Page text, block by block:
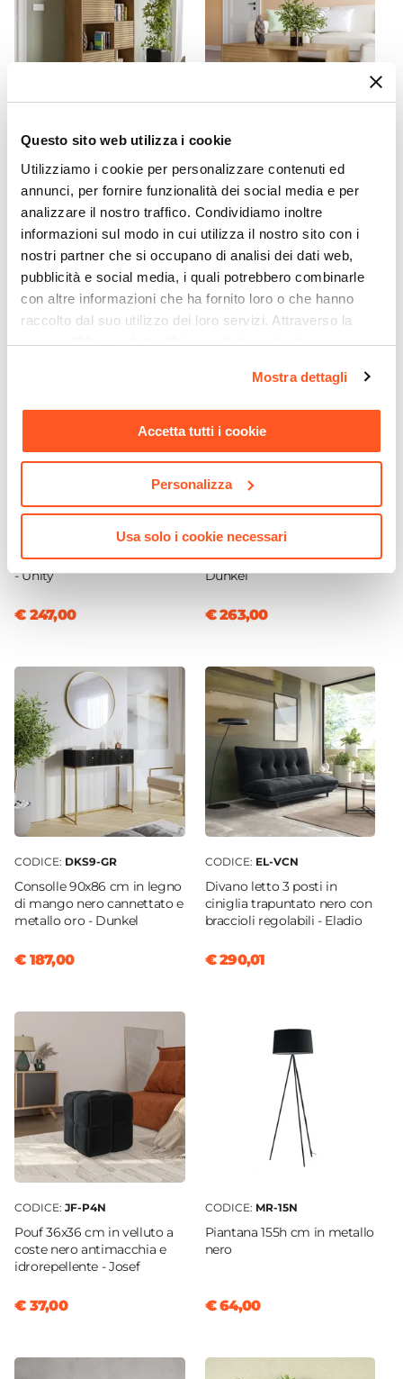
Questo sito web utilizza i cookie
Utilizziamo i cookie per personalizzare contenuti ed
annunci, per fornire funzionalità dei social media e per
analizzare il nostro traffico. Condividiamo inoltre
informazioni sul modo in cui utilizza il nostro sito con i
nostri partner che si occupano di analisi dei dati web,
pubblicità e social media, i quali potrebbero combinarle
con altre informazioni che ha fornito loro o che hanno
raccolto dal suo utilizzo dei loro servizi. Attraverso la
sezione "Mostra dettagli" è possibile gestire le proprie
momento. Per maggiori informazioni si invita a leggere la
nostraCookie Policy.
Mostra dettagli
Accetta tutti i cookie
Personalizza
Usa solo i cookie necessari
Schiuma poliuretanica
CODICE:UY-C4R
Credenza 100x133h cm in
legno rovere horizon con
vani a giorno e ante
cannettate - Unity
€ 199,01
CODICE:
Tavolino 120x60 cm in legno
rovere horizon con ante
reversibili cannettate - Unity
€ 106,01
rovere horizon con cassetti
e ante scorrevoli cannettate
- Unity
€ 247,00
in legno di mango nero
cannettato e metallo oro -
Dunkel
€ 263,00
CODICE: DKS9-GR
Consolle 90x86 cm in legno
di mango nero cannettato e
metallo oro - Dunkel
€ 187,00
CODICE: EL-VCN
Divano letto 3 posti in
ciniglia trapuntato nero con
braccioli regolabili - Eladio
€ 290,01
CODICE: JF-P4N
Pouf 36x36 cm in velluto a
coste nero antimacchia e
idrorepellente - Josef
€ 37,00
CODICE: MR-15N
Piantana 155h cm in metallo
nero
€ 64,00